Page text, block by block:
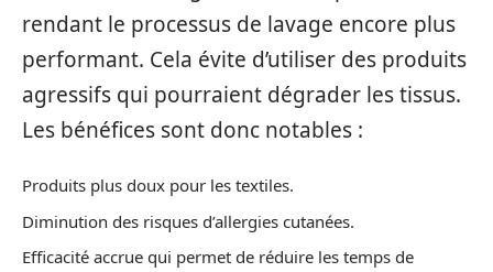
rendant le processus de lavage encore plus
performant. Cela évite d’utiliser des produits
agressifs qui pourraient dégrader les tissus.
Les bénéfices sont donc notables :
Produits plus doux pour les textiles.
Diminution des risques d’allergies cutanées.
Efficacité accrue qui permet de réduire les temps de